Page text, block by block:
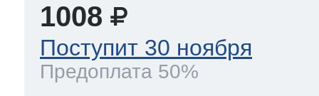
1008
Поступит 30 ноября
Предоплата 50%